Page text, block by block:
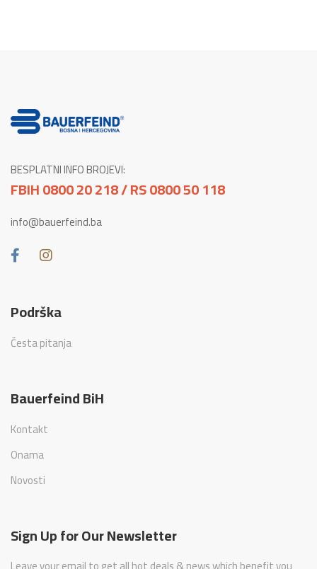
BESPLATNI INFO BROJEVI:
FBIH 0800 20 218 / RS 0800 50 118
info@bauerfeind.ba
Podrška
Česta pitanja
Bauerfeind BiH
Kontakt
Onama
Novosti
Sign Up for Our Newsletter